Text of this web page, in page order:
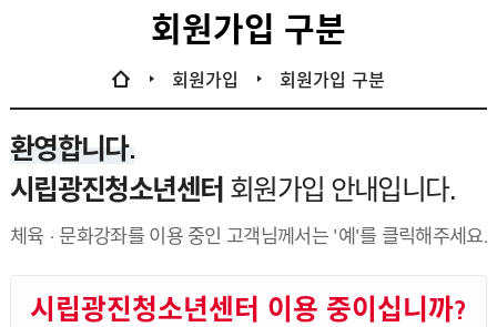
회원가입 구분
회원가입 회원가입 구분
환영합니다.
시립광진청소년센터 회원가입 안내입니다.
체육 · 문화강좌를 이용 중인 고객님께서는 '예'를 클릭해주세요.
시립광진청소년센터 이용 중이십니까?